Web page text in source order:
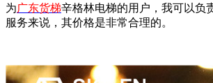
为广东货梯辛格林电梯的用户，我可以负
服务来说，其价格是非常合理的。